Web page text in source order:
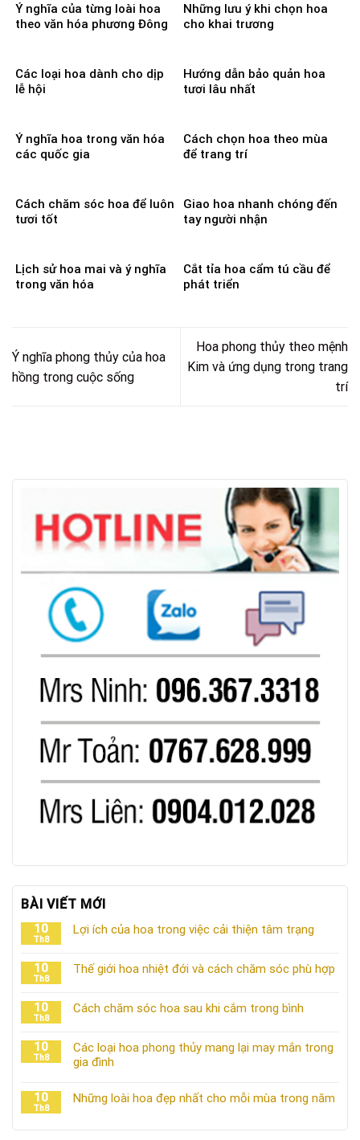
Ý nghĩa của từng loài hoa
theo văn hóa phương Đông
Những lưu ý khi chọn hoa
cho khai trương
Các loại hoa dành cho dịp
lễ hội
Hướng dẫn bảo quản hoa
tươi lâu nhất
Ý nghĩa hoa trong văn hóa
các quốc gia
Cách chọn hoa theo mùa
để trang trí
Cách chăm sóc hoa để luôn
tươi tốt
Giao hoa nhanh chóng đến
tay người nhận
Lịch sử hoa mai và ý nghĩa
trong văn hóa
Cắt tỉa hoa cẩm tú cầu để
phát triển
Ý nghĩa phong thủy của hoa
hồng trong cuộc sống
Hoa phong thủy theo mệnh
Kim và ứng dụng trong trang
trí
BÀI VIẾT MỚI
10
Th8
Lợi ích của hoa trong việc cải thiện tâm trạng
10
Th8
Thế giới hoa nhiệt đới và cách chăm sóc phù hợp
10
Th8
Cách chăm sóc hoa sau khi cắm trong bình
10
Th8
Các loại hoa phong thủy mang lại may mắn trong
gia đình
10
Th8
Những loài hoa đẹp nhất cho mỗi mùa trong năm